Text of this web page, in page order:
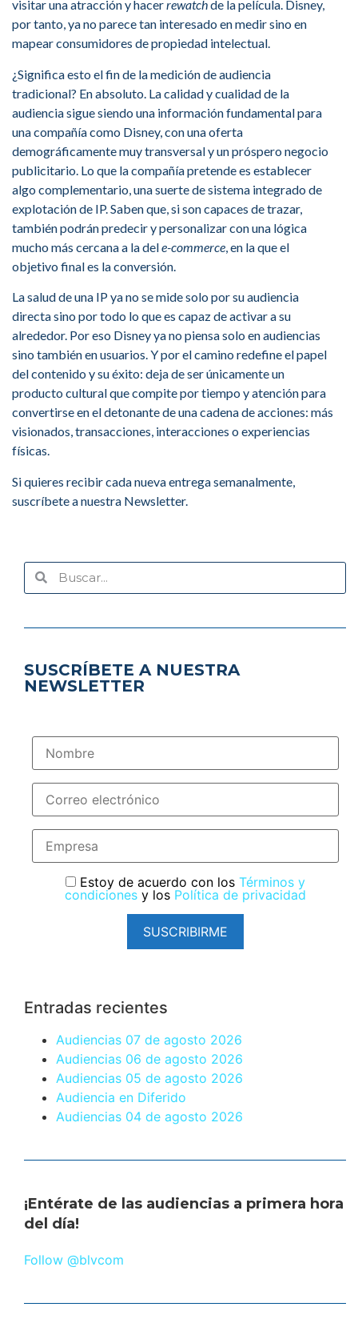
visitar una atracción y hacerrewatchde la película. Disney,
por tanto, ya no parece tan interesado en medir sino en
mapear consumidores de propiedad intelectual.
¿Significa esto el fin de la medición de audiencia
tradicional? En absoluto. La calidad y cualidad de la
audiencia sigue siendo una información fundamental para
una compañía como Disney, con una oferta
demográficamente muy transversal y un próspero negocio
publicitario. Lo que la compañía pretende es establecer
algo complementario, una suerte de sistema integrado de
explotación de IP. Saben que, si son capaces de trazar,
también podrán predecir y personalizar con una lógica
mucho más cercana a la dele-commerce , en la que el
objetivo final es la conversión.
La salud de una IP ya no se mide solo por su audiencia
directa sino por todo lo que es capaz de activar a su
alrededor. Por eso Disney ya no piensa solo en audiencias
sino también en usuarios. Y por el camino redefine el papel
del contenido y su éxito: deja de ser únicamente un
producto cultural que compite por tiempo y atención para
convertirse en el detonante de una cadena de acciones: más
visionados, transacciones, interacciones o experiencias
físicas.
Si quieres recibir cada nueva entrega semanalmente,
suscríbete a nuestra Newsletter.
SUSCRÍBETE A NUESTRA
NEWSLETTER
Estoy de acuerdo con los Términos y
condicionesy los Política de privacidad
SUSCRIBIRME
Entradas recientes
Audiencias 07 de agosto 2026
Audiencias 06 de agosto 2026
Audiencias 05 de agosto 2026
Audiencia en Diferido
Audiencias 04 de agosto 2026
¡Entérate de las audiencias a primera hora
del día!
Follow @blvcom